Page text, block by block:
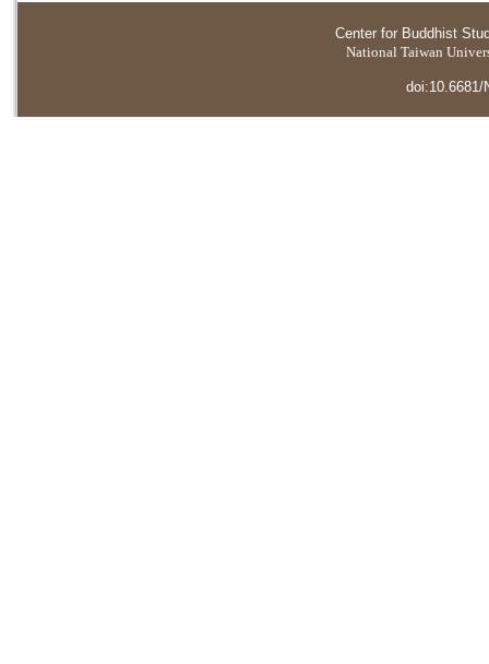
Center for Buddhist
National Taiwan
doi:10.6681/